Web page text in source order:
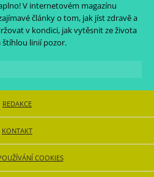
V internetovém magazínu
články o tom, jak jíst zdravě a
v kondici, jak vytěsnit ze života
štíhlou linií pozor.
REDAKCE
KONTAKT
COOKIES